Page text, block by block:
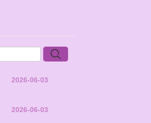
2026-06-03
2026-06-03